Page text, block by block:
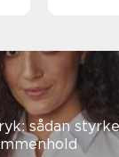
sådan